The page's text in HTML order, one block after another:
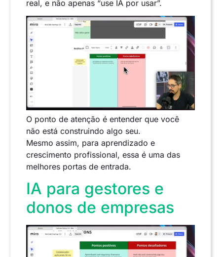
real, e não apenas “use IA por usar”.
O ponto de atenção é entender que você
não está construindo algo seu.
Mesmo assim, para aprendizado e
crescimento profissional, essa é uma das
melhores portas de entrada.
IA para gestores e
donos de empresas